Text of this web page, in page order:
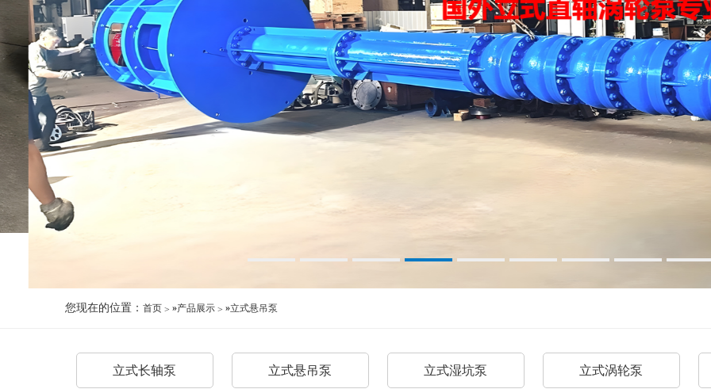
您现在的位置： 首页 »产品展示 »立式悬吊泵
立式长轴泵 立式悬吊泵 立式湿坑泵 立式涡轮泵